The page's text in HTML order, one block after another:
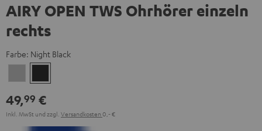
AIRY OPEN TWS Ohrhörer einzeln
rechts
Farbe: Night Black
Gray
Black
49,99 €
Inkl. MwSt und zzgl. Versandkosten 0,‐ €